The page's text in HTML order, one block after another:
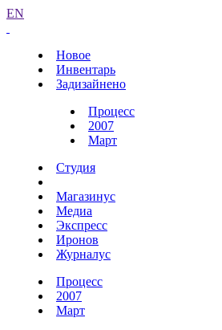
EN
Новое
Инвентарь
Задизайнено
Процесс
2007
Март
Студия
Магазинус
Медиа
Экспресс
Иронов
Журналус
Процесс
2007
Март